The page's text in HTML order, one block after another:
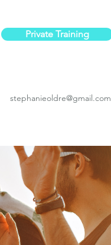
Private Training
stephanieoldre@gmail.com